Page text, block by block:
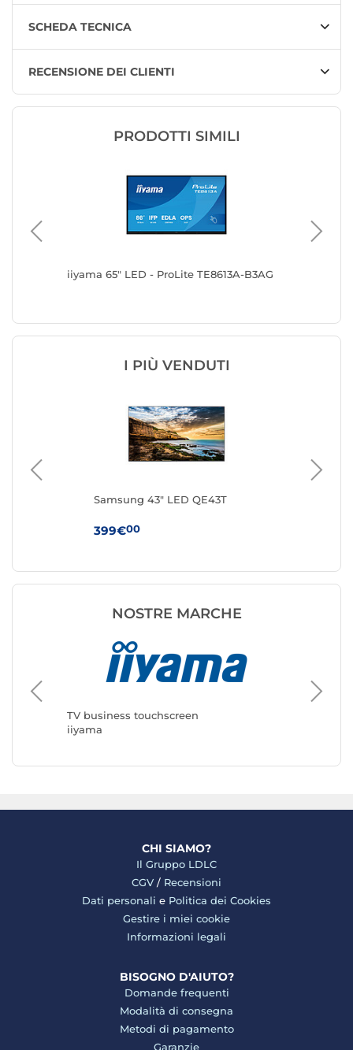
SCHEDA TECNICA
RECENSIONE DEI CLIENTI
PRODOTTI SIMILI
iiyama 65" LED - ProLite TE8613A-B3AG
I PIÙ VENDUTI
Samsung 43" LED QE43T
399€00
NOSTRE MARCHE
TV business touchscreen
iiyama
TV
CHI SIAMO?
Il Gruppo LDLC
CGV / Recensioni
Dati personali e Politica dei Cookies
Gestire i miei cookie
Informazioni legali
BISOGNO D'AIUTO?
Domande frequenti
Modalità di consegna
Metodi di pagamento
Garanzie